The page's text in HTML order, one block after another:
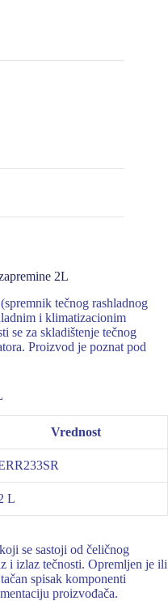
2L
tečnog rashladnog
i klimatizacionim
se za skladištenje tečnog
Proizvod je poznat pod
Vrednost
L
se sastoji od čeličnog
i izlaz tečnosti. Opremljen je ili
spisak komponenti
proizvođača.